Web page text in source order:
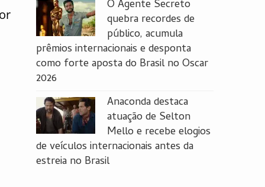
O Agente Secreto
quebra recordes de
público, acumula
prêmios internacionais e desponta
como forte aposta do Brasil no Oscar
2026
Anaconda destaca
atuação de Selton
Mello e recebe elogios
de veículos internacionais antes da
estreia no Brasil